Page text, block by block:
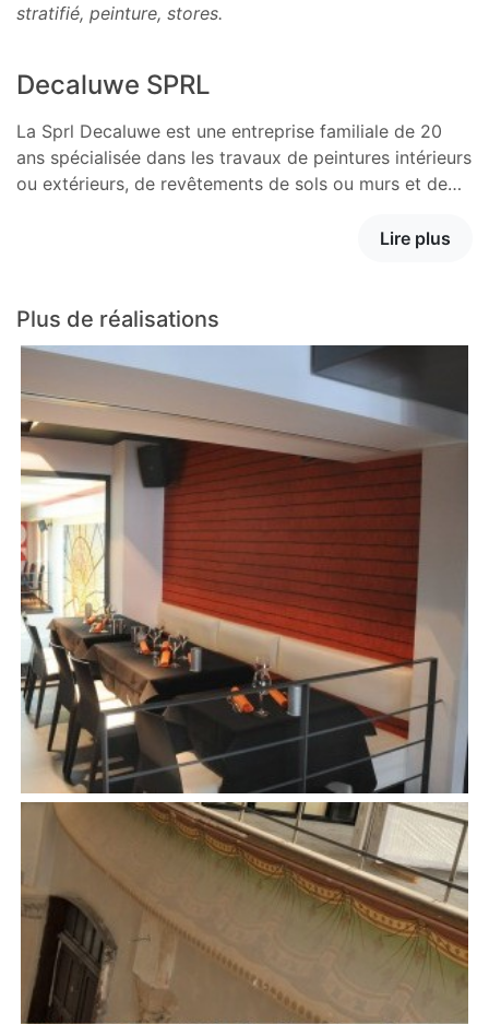
stratifié, peinture, stores.
Decaluwe SPRL
La Sprl Decaluwe est une entreprise familiale de 20
ans spécialisée dans les travaux de peintures intérieurs
ou extérieurs, de revêtements de sols ou murs et de…
Lire plus
Plus de réalisations